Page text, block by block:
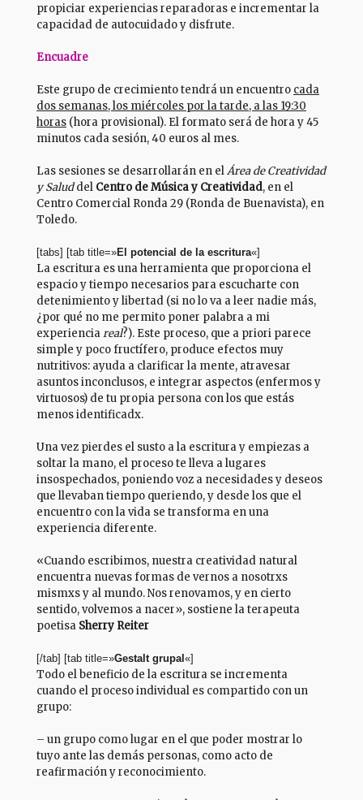
propiciar experiencias reparadoras e incrementar la
capacidad de autocuidado y disfrute.
Encuadre
Este grupo de crecimiento tendrá un encuentro cada
dos semanas, los miércoles por la tarde, a las 19:30
horas (hora provisional). El formato será de hora y 45
minutos cada sesión, 40 euros al mes.
Las sesiones se desarrollarán en elÁrea de Creatividad
y Saluddel Centro de Música y Creatividad, en el
Centro Comercial Ronda 29 (Ronda de Buenavista), en
Toledo.
[tabs] [tab title=»El potencial de la escritura«]
La escritura es una herramienta que proporciona el
espacio y tiempo necesarios para escucharte con
detenimiento y libertad (si no lo va a leer nadie más,
¿por qué no me permito poner palabra a mi
experienciareal?). Este proceso, que a priori parece
simple y poco fructífero, produce efectos muy
nutritivos: ayuda a clarificar la mente, atravesar
asuntos inconclusos, e integrar aspectos (enfermos y
virtuosos) de tu propia persona con los que estás
menos identificadx.
Una vez pierdes el susto a la escritura y empiezas a
soltar la mano, el proceso te lleva a lugares
insospechados, poniendo voz a necesidades y deseos
que llevaban tiempo queriendo, y desde los que el
encuentro con la vida se transforma en una
experiencia diferente.
«Cuando escribimos, nuestra creatividad natural
encuentra nuevas formas de vernos a nosotrxs
mismxs y al mundo. Nos renovamos, y en cierto
sentido, volvemos a nacer», sostiene la terapeuta
poetisa Sherry Reiter
[/tab] [tab title=»Gestalt grupal «]
Todo el beneficio de la escritura se incrementa
cuando el proceso individual es compartido con un
grupo:
– un grupo como lugar en el que poder mostrar lo
tuyo ante las demás personas, como acto de
reafirmación y reconocimiento.